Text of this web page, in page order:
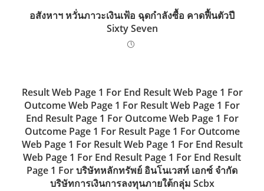
อสังหาฯ หวั่นภาวะเงินเฟ้อ ฉุดกำลังซื้อ คาดฟื้นตัวปี
Sixty Seven
Result Web Page 1 For End Result Web Page 1 For
Outcome Web Page 1 For Result Web Page 1 For
End Result Page 1 For Outcome Web Page 1 For
Outcome Page 1 For Result Page 1 For Outcome
Web Page 1 For Result Web Page 1 For End Result
Web Page 1 For End Result Page 1 For End Result
Page 1 For บริษัทหลักทรัพย์ อินโนเวสท์ เอกซ์ จำกัด
บริษัทการเงินการลงทุนภายใต้กลุ่ม Scbx